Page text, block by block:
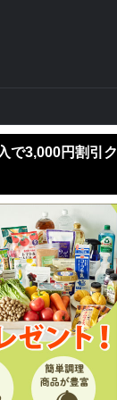
で3,000円割引ク